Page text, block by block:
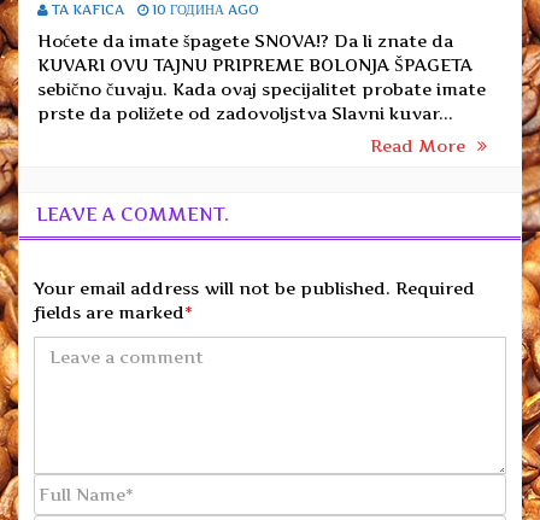
TA KAFICA 10 ГОДИНА AGO
Hoćete da imate špagete SNOVA!? Da li znate da
KUVARI OVU TAJNU PRIPREME BOLONJA ŠPAGETA
sebično čuvaju. Kada ovaj specijalitet probate imate
prste da poližete od zadovoljstva Slavni kuvar...
Read More
LEAVE A COMMENT.
Your email address will not be published. Required
fields are marked*